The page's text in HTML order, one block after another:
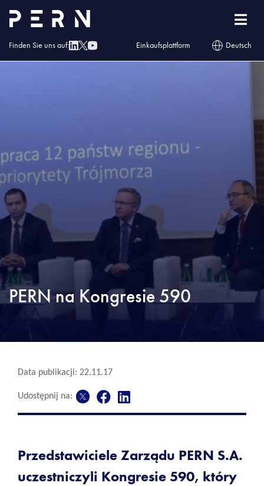
Finden Sie uns auf: Einkaufsplattform Deutsch
Homepage» Blog» PERN na Kongresie 590
PERN na Kongresie 590
Data publikacji: 22.11.17
Udostępnij na:
Przedstawiciele Zarządu PERN S.A.
uczestniczyli Kongresie 590, który